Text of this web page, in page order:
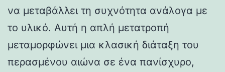
να μεταβάλλει τη συχνότητα ανάλογα με
το υλικό. Αυτή η απλή μετατροπή
μεταμορφώνει μια κλασική διάταξη του
περασμένου αιώνα σε ένα πανίσχυρο,